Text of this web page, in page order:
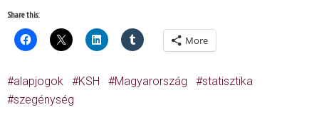
Share this:
More
alapjogok KSH Magyarország
statisztika
szegénység